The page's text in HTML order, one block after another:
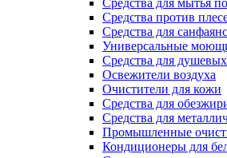
Средства для мытья
Средства против
Средства для
Универсальные
Средства для
Освежители воздуха
Очистители для кожи
Средства для
Средства для
Промышленные
Кондиционеры для